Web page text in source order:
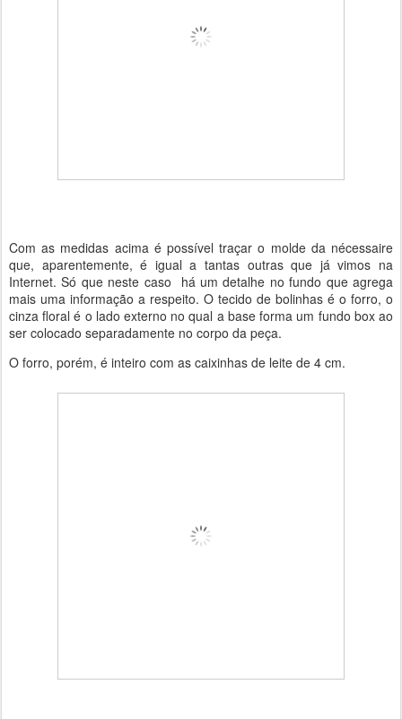
Com as medidas acima é possível traçar o molde da nécessaire
que, aparentemente, é igual a tantas outras que já vimos na
Internet. Só que neste caso há um detalhe no fundo que agrega
mais uma informação a respeito. O tecido de bolinhas é o forro, o
cinza floral é o lado externo no qual a base forma um fundo box ao
ser colocado separadamente no corpo da peça.
O forro, porém, é inteiro com as caixinhas de leite de 4 cm.